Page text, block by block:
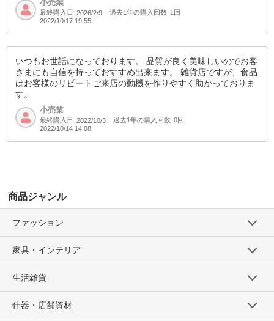
小売業
最終購入日 2026/2/9 過去1年の購入回数 1回
2022/10/17 19:55
いつもお世話になっております。 品質が良く美味しいのでお客
さまにも自信を持っておすすめ出来ます。 雑貨店ですが、食品
はお客様のリピートご来店の動機を作りやすく助かっておりま
す。
小売業
最終購入日 2022/10/3 過去1年の購入回数 0回
2022/10/14 14:08
商品ジャンル
ファッション
家具・インテリア
生活雑貨
什器・店舗資材